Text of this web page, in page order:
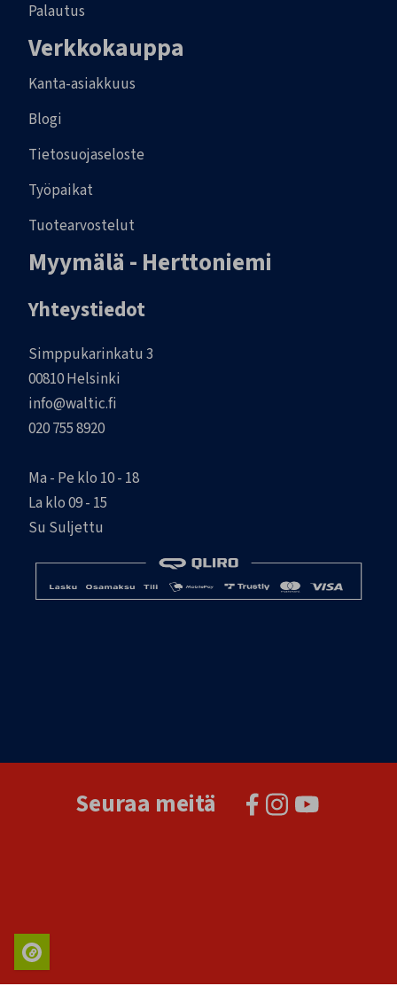
Palautus
Verkkokauppa
Kanta-asiakkuus
Blogi
Tietosuojaseloste
Työpaikat
Tuotearvostelut
Myymälä - Herttoniemi
Yhteystiedot
Simppukarinkatu 3
00810 Helsinki
info@waltic.fi
020 755 8920
Ma - Pe klo 10 - 18
La klo 09 - 15
Su Suljettu
Seuraa meitä